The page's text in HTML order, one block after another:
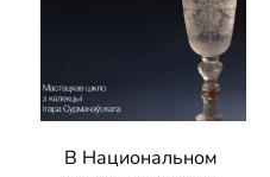
В Национальном